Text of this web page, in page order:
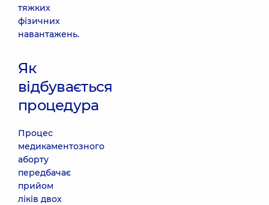
тяжких
фізичних
навантажень.
Як
відбувається
процедура
Процес
медикаментозного
аборту
передбачає
прийом
ліків двох